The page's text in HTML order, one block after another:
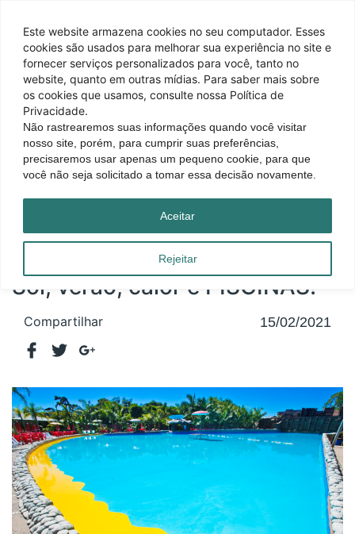
Este website armazena cookies no seu computador. Esses
cookies são usados ​​para melhorar sua experiência no site e
fornecer serviços personalizados para você, tanto no
website, quanto em outras mídias. Para saber mais sobre
os cookies que usamos, consulte nossa Política de
Privacidade.
Não rastrearemos suas informações quando você visitar
nosso site, porém, para cumprir suas preferências,
precisaremos usar apenas um pequeno cookie, para que
você não seja solicitado a tomar essa decisão novamente.
Rejeitar
Aceitar
Página inicial|Blog|Sol, verão, calor e PISCINAS!
Sol, verão, calor e PISCINAS!
Compartilhar 15/02/2021